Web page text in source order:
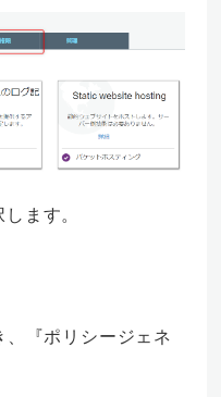
ます。
『ポリシージェネ